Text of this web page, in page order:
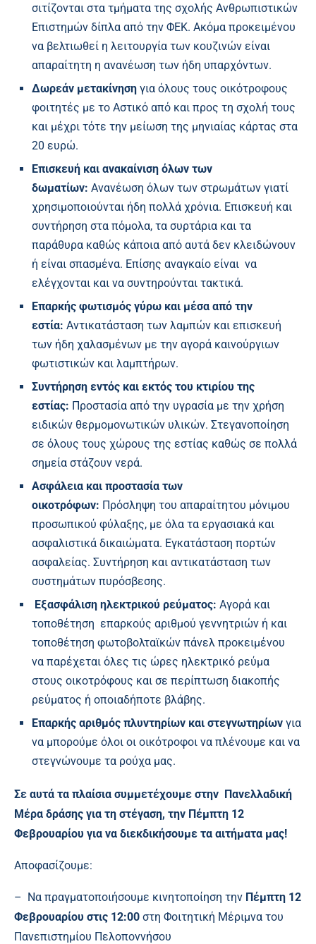
σιτίζονται στα τμήματα της σχολής Ανθρωπιστικών
Επιστημών δίπλα από την ΦΕΚ. Ακόμα προκειμένου
να βελτιωθεί η λειτουργία των κουζινών είναι
απαραίτητη η ανανέωση των ήδη υπαρχόντων.
Δωρεάν μετακίνηση για όλους τους οικότροφους
φοιτητές με το Αστικό από και προς τη σχολή τους
και μέχρι τότε την μείωση της μηνιαίας κάρτας στα
20 ευρώ.
Επισκευή και ανακαίνιση όλων των
δωματίων: Ανανέωση όλων των στρωμάτων γιατί
χρησιμοποιούνται ήδη πολλά χρόνια. Επισκευή και
συντήρηση στα πόμολα, τα συρτάρια και τα
παράθυρα καθώς κάποια από αυτά δεν κλειδώνουν
ή είναι σπασμένα. Επίσης αναγκαίο είναι να
ελέγχονται και να συντηρούνται τακτικά.
Επαρκής φωτισμός γύρω και μέσα από την
εστία: Αντικατάσταση των λαμπών και επισκευή
των ήδη χαλασμένων με την αγορά καινούργιων
φωτιστικών και λαμπτήρων.
Συντήρηση εντός και εκτός του κτιρίου της
εστίας: Προστασία από την υγρασία με την χρήση
ειδικών θερμομονωτικών υλικών. Στεγανοποίηση
σε όλους τους χώρους της εστίας καθώς σε πολλά
σημεία στάζουν νερά.
Ασφάλεια και προστασία των
οικοτρόφων: Πρόσληψη του απαραίτητου μόνιμου
προσωπικού φύλαξης, με όλα τα εργασιακά και
ασφαλιστικά δικαιώματα. Εγκατάσταση πορτών
ασφαλείας. Συντήρηση και αντικατάσταση των
συστημάτων πυρόσβεσης.
Εξασφάλιση ηλεκτρικού ρεύματος: Αγορά και
τοποθέτηση επαρκούς αριθμού γεννητριών ή και
τοποθέτηση φωτοβολταϊκών πάνελ προκειμένου
να παρέχεται όλες τις ώρες ηλεκτρικό ρεύμα
στους οικοτρόφους και σε περίπτωση διακοπής
ρεύματος ή οποιαδήποτε βλάβης.
Επαρκής αριθμός πλυντηρίων και στεγνωτηρίων για
να μπορούμε όλοι οι οικότροφοι να πλένουμε και να
στεγνώνουμε τα ρούχα μας.
Σε αυτά τα πλαίσια συμμετέχουμε στην Πανελλαδική
Μέρα δράσης για τη στέγαση, την Πέμπτη 12
Φεβρουαρίου για να διεκδικήσουμε τα αιτήματα μας!
Αποφασίζουμε:
– Να πραγματοποιήσουμε κινητοποίηση την Πέμπτη 12
Φεβρουαρίου στις 12:00 στη Φοιτητική Μέριμνα του
Πανεπιστημίου Πελοποννήσου